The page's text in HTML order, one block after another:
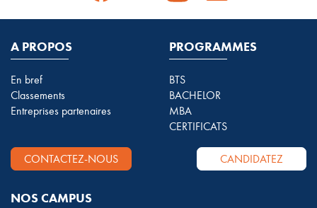
A PROPOS
En bref
Classements
Entreprises partenaires
PROGRAMMES
BTS
BACHELOR
MBA
CERTIFICATS
CONTACTEZ-NOUS CANDIDATEZ
NOS CAMPUS